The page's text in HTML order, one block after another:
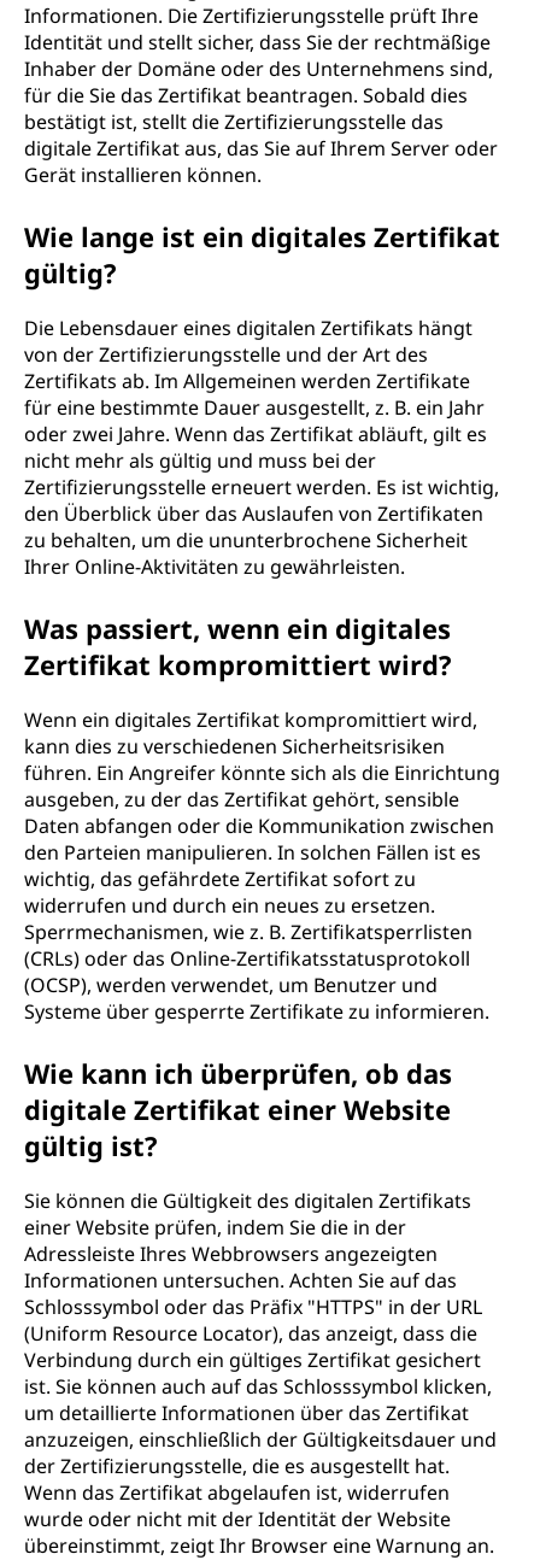
Informationen. Die Zertifizierungsstelle prüft Ihre
Identität und stellt sicher, dass Sie der rechtmäßige
Inhaber der Domäne oder des Unternehmens sind,
für die Sie das Zertifikat beantragen. Sobald dies
bestätigt ist, stellt die Zertifizierungsstelle das
digitale Zertifikat aus, das Sie auf Ihrem Server oder
Gerät installieren können.
Wie lange ist ein digitales Zertifikat
gültig?
Die Lebensdauer eines digitalen Zertifikats hängt
von der Zertifizierungsstelle und der Art des
Zertifikats ab. Im Allgemeinen werden Zertifikate
für eine bestimmte Dauer ausgestellt, z. B. ein Jahr
oder zwei Jahre. Wenn das Zertifikat abläuft, gilt es
nicht mehr als gültig und muss bei der
Zertifizierungsstelle erneuert werden. Es ist wichtig,
den Überblick über das Auslaufen von Zertifikaten
zu behalten, um die ununterbrochene Sicherheit
Ihrer Online-Aktivitäten zu gewährleisten.
Was passiert, wenn ein digitales
Zertifikat kompromittiert wird?
Wenn ein digitales Zertifikat kompromittiert wird,
kann dies zu verschiedenen Sicherheitsrisiken
führen. Ein Angreifer könnte sich als die Einrichtung
ausgeben, zu der das Zertifikat gehört, sensible
Daten abfangen oder die Kommunikation zwischen
den Parteien manipulieren. In solchen Fällen ist es
wichtig, das gefährdete Zertifikat sofort zu
widerrufen und durch ein neues zu ersetzen.
Sperrmechanismen, wie z. B. Zertifikatsperrlisten
(CRLs) oder das Online-Zertifikatsstatusprotokoll
(OCSP), werden verwendet, um Benutzer und
Systeme über gesperrte Zertifikate zu informieren.
Wie kann ich überprüfen, ob das
digitale Zertifikat einer Website
gültig ist?
Sie können die Gültigkeit des digitalen Zertifikats
einer Website prüfen, indem Sie die in der
Adressleiste Ihres Webbrowsers angezeigten
Informationen untersuchen. Achten Sie auf das
Schlosssymbol oder das Präfix "HTTPS" in der URL
(Uniform Resource Locator), das anzeigt, dass die
Verbindung durch ein gültiges Zertifikat gesichert
ist. Sie können auch auf das Schlosssymbol klicken,
um detaillierte Informationen über das Zertifikat
anzuzeigen, einschließlich der Gültigkeitsdauer und
der Zertifizierungsstelle, die es ausgestellt hat.
Wenn das Zertifikat abgelaufen ist, widerrufen
wurde oder nicht mit der Identität der Website
übereinstimmt, zeigt Ihr Browser eine Warnung an.